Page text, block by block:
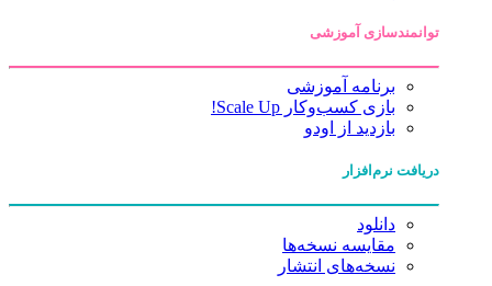
توانمندسازی آموزشی
برنامه آموزشی
بازی کسب‌وکار Scale Up!
بازدید از اودو
دریافت نرم‌افزار
دانلود
مقایسه نسخه‌ها
نسخه‌های انتشار